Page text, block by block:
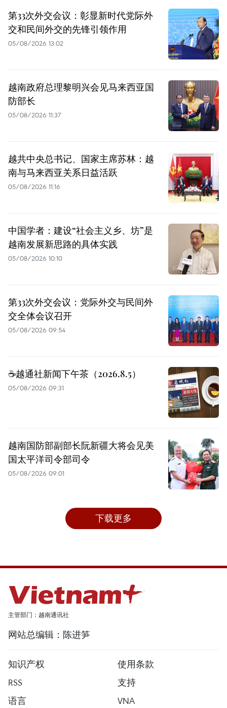
第33次外交会议：彰显新时代党际外
交和民间外交的先锋引领作用
05/08/2026 13:02
越南政府总理黎明兴会见马来西亚国
防部长
05/08/2026 11:37
越共中央总书记、国家主席苏林：越
南与马来西亚关系日益活跃
05/08/2026 11:16
中国学者：建设“社会主义乡、坊”是
越南发展新思路的具体实践
05/08/2026 10:10
第33次外交会议：党际外交与民间外
交全体会议召开
05/08/2026 09:54
☕️越通社新闻下午茶（2026.8.5）
05/08/2026 09:31
越南国防部副部长阮新疆大将会见美
国太平洋司令部司令
05/08/2026 09:01
下载更多
主管部门：越南通讯社
网站总编辑：陈进笋
知识产权
使用条款
RSS
支持
语言
VNA